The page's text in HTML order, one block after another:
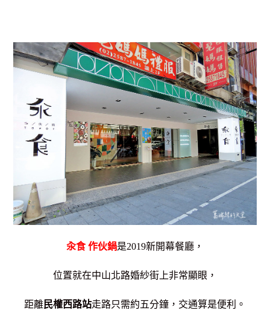
汆食 作伙鍋是2019新開幕餐廳，
位置就在中山北路婚紗街上非常顯眼，
距離民權西路站走路只需約五分鐘，交通算是便利。